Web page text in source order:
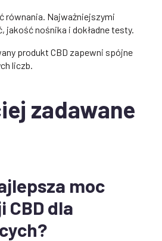
równania. Najważniejszymi
jakość nośnika i dokładne testy.
produkt CBD zapewni spójne
liczb.
zadawane
moc
CBD dla